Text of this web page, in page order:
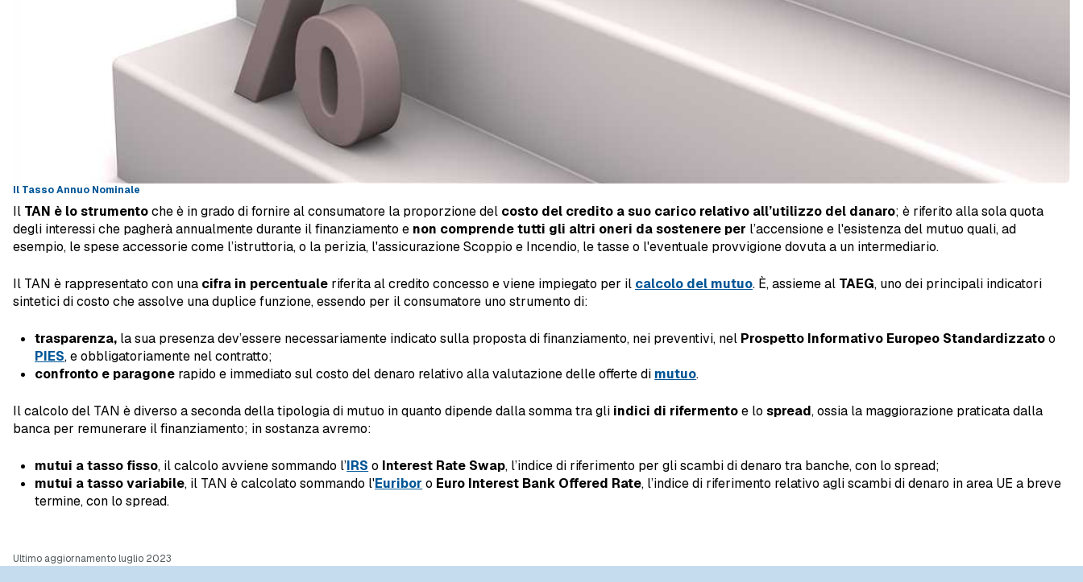
Il Tasso Annuo Nominale
Il TAN è lo strumentoche è in grado di fornire al consumatore la proporzione del costo del credito a suo carico relativo all’utilizzo del danaro; è riferito alla sola quota
degli interessi che pagherà annualmente durante il finanziamento e non comprende tutti gli altri oneri da sostenere per l’accensione e l'esistenza del mutuo quali, ad
esempio, le spese accessorie come l’istruttoria, o la perizia, l'assicurazione Scoppio e Incendio, le tasse o l'eventuale provvigione dovuta a un intermediario.
Il TAN è rappresentato con una cifra in percentuale riferita al credito concesso e viene impiegato per il calcolo del mutuo. È, assieme al TAEG, uno dei principali indicatori
sintetici di costo che assolve una duplice funzione, essendo per il consumatore uno strumento di:
trasparenza, la sua presenza dev’essere necessariamente indicato sulla proposta di finanziamento, nei preventivi, nel Prospetto Informativo Europeo Standardizzatoo
PIES, e obbligatoriamente nel contratto;
confronto e paragone rapido e immediato sul costo del denaro relativo alla valutazione delle offerte di mutuo.
Il calcolo del TAN è diverso a seconda della tipologia di mutuo in quanto dipende dalla somma tra gli indici di rifermentoe lo spread, ossia la maggiorazione praticata dalla
banca per remunerare il finanziamento; in sostanza avremo:
mutui a tasso fisso, il calcolo avviene sommando l’IRS o Interest Rate Swap, l’indice di riferimento per gli scambi di denaro tra banche, con lo spread;
mutui a tasso variabile, il TAN è calcolato sommando l'Euribor o Euro Interest Bank Offered Rate, l’indice di riferimento relativo agli scambi di denaro in area UE a breve
termine, con lo spread.
Ultimo aggiornamento luglio 2023